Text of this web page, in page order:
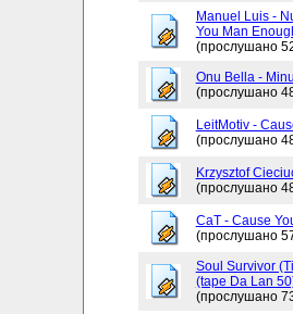
Manuel Luis -
You Man
(прослушано
Onu Bella -
(прослушано
LeitMotiv -
(прослушано
Krzysztof
(прослушано
CaT - Cause
(прослушано
Soul Survivor
(tape Da Lan
(прослушано